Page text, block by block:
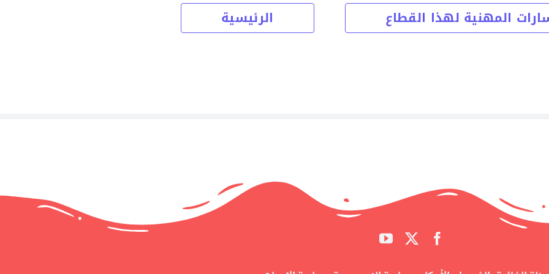
المهنية لهذا القطاع الرئيسية